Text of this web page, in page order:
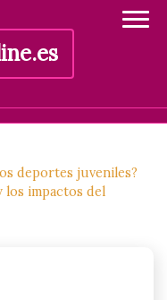
deportes juveniles?
los impactos del